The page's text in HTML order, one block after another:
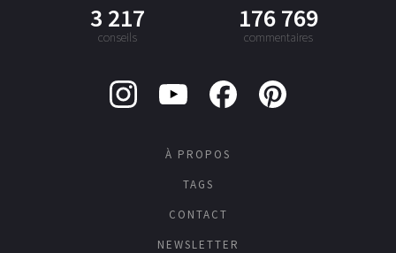
3 217
conseils
176 769
commentaires
À PROPOS
TAGS
CONTACT
NEWSLETTER